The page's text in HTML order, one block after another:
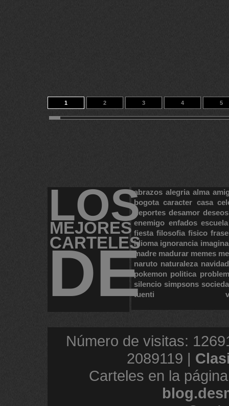
1 2 3 4 5
11 12 13 14 174
LOS
MEJORES
CARTELES
DE
abrazos alegria alma
bogota caracter casa
deportes desamor deseos
enemigo enfados escuela
fiesta filosofia fisico
idioma ignorancia
madre madurar memes
naruto naturaleza navidad
pokemon politica
silencio simpsons
tuenti
Número de visitas:
2089119 |
Carteles en la